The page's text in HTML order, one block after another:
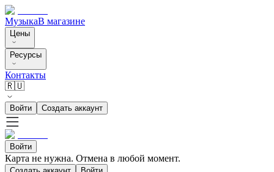
МузыкаВ магазине
Цены
Ресурсы
Контакты
🇷🇺
Войти Создать аккаунт
Войти
Карта не нужна. Отмена в любой момент.